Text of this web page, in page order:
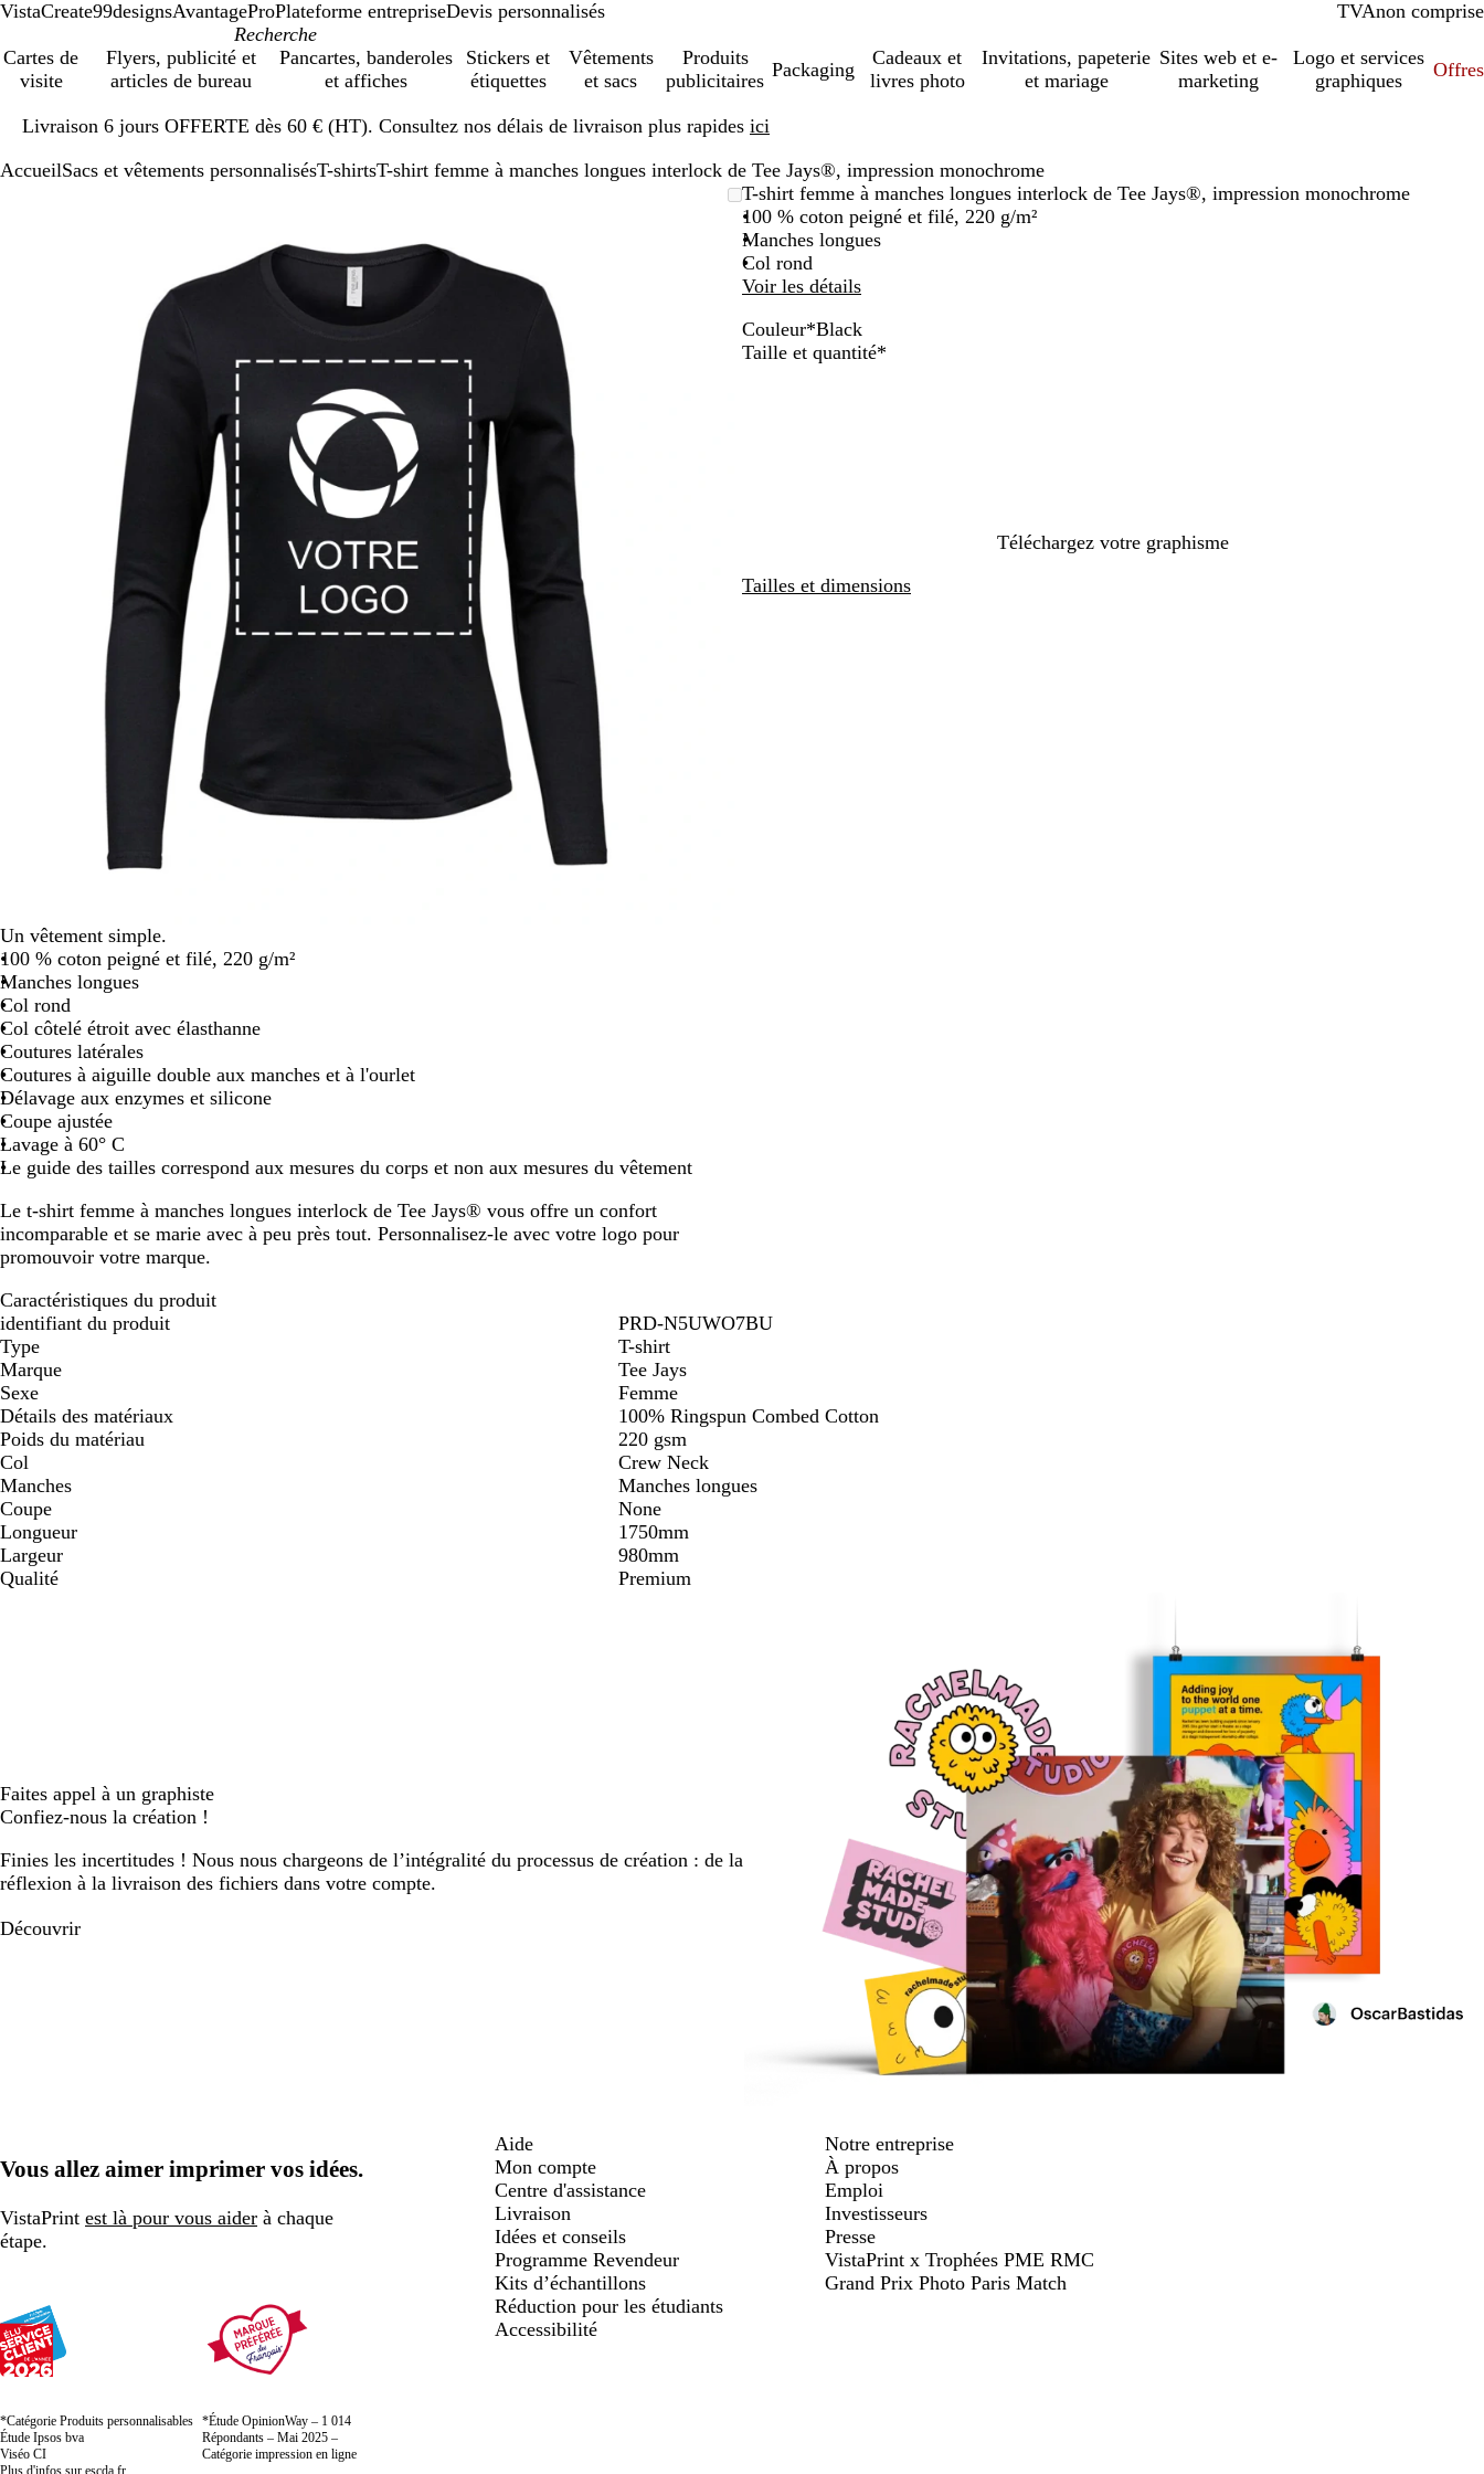
VistaCreate99designsAvantageProPlateforme entrepriseDevis personnalisés TVAcomprise
non comprise
Cartes de
visite
Flyers, publicité et
articles de bureau
Pancartes, banderoles
et affiches
Stickers et
étiquettes
Vêtements
et sacs
Produits
publicitaires
Packaging
Cadeaux et
livres photo
Invitations, papeterie
et mariage
Sites web et e-
marketing
Logo et services
graphiques
Offres
Livraison 6 jours OFFERTE dès 60 € (HT). Consultez nos délais de livraison plus rapides ici
1
AccueilSacs et vêtements personnalisésT-shirtsT-shirt femme à manches longues interlock de Tee Jays®, impression monochrome
minimum
développer
touches
plus
moins
pour
zoomer
les
touches
fléchées
pour
faire
défiler
T-shirt femme à manches longues interlock de Tee Jays®, impression monochrome
100 % coton peigné et filé, 220 g/m²
Manches longues
Col rond
Voir les détails
Couleur*Black
B
W
D
N
Taille et quantité*
Téléchargez votre graphisme
Tailles et dimensions
Un vêtement simple.
100 % coton peigné et filé, 220 g/m²
Manches longues
Col rond
Col côtelé étroit avec élasthanne
Coutures latérales
Coutures à aiguille double aux manches et à l'ourlet
Délavage aux enzymes et silicone
Coupe ajustée
Lavage à 60° C
Le guide des tailles correspond aux mesures du corps et non aux mesures du vêtement
Le t-shirt femme à manches longues interlock de Tee Jays® vous offre un confort
incomparable et se marie avec à peu près tout. Personnalisez-le avec votre logo pour
promouvoir votre marque.
Caractéristiques du produit
identifiant du produit
PRD-N5UWO7BU
Type
T-shirt
Marque
Tee Jays
Sexe
Femme
Détails des matériaux
100% Ringspun Combed Cotton
Poids du matériau
220 gsm
Col
Crew Neck
Manches
Manches longues
Coupe
None
Longueur
1750mm
Largeur
980mm
Qualité
Premium
Faites appel à un graphiste
Confiez-nous la création !
Finies les incertitudes ! Nous nous chargeons de l’intégralité du processus de création : de la
réflexion à la livraison des fichiers dans votre compte.
Découvrir
Vous allez aimer imprimer vos idées.
VistaPrint est là pour vous aider à chaque
étape.
*Catégorie Produits personnalisables
Étude Ipsos bva
Viséo CI
Plus d'infos sur escda.fr
*Étude OpinionWay – 1 014
Répondants – Mai 2025 –
Catégorie impression en ligne
Aide
Mon compte
Centre d'assistance
Livraison
Idées et conseils
Programme Revendeur
Kits d’échantillons
Réduction pour les étudiants
Accessibilité
Notre entreprise
À propos
Emploi
Investisseurs
Presse
VistaPrint x Trophées PME RMC
Grand Prix Photo Paris Match